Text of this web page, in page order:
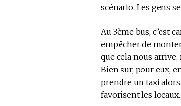
scénario. Les gens
Au 3ème bus, c’est
empêcher de
que cela nous
Bien sur, pour eux,
prendre un taxi alors
favorisent les locaux.